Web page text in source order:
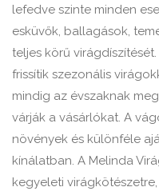
lefedve szinte minden
esküvők, ballagások,
teljes körű
frissítik szezonális
mindig az évszaknak
várják a vásárlókat. A
növények és különféle
kínálatban. A Melinda
kegyeleti